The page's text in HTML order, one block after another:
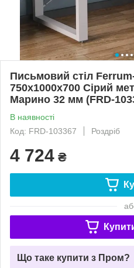
Письмовий стіл
750x1000x700 Сірий
Марино 32 мм (FRD-
В наявності
Код: FRD-103367
Роздріб
4 724 ₴
Що таке купити з Пром?